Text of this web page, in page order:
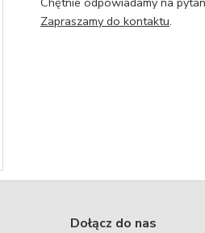
Zapraszamy do kontaktu.
Dołącz do nas